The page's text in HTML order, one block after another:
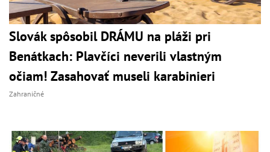
Slovák spôsobil DRÁMU na pláži pri
Benátkach: Plavčíci neverili vlastným
očiam! Zasahovať museli karabinieri
Zahraničné